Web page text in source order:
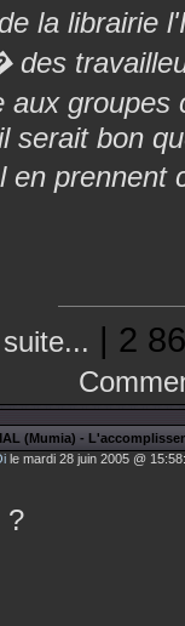
la librairie
des
aux
serait bon
prennent
| 2
(Mumia) -
le mardi 28 juin 2005 @
?